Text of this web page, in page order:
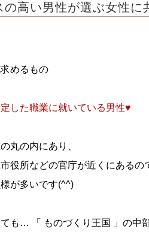
の高い男性が選ぶ女性に
求めるもの
した職業に就いている男性♥
丸の内にあり、
役所などの官庁が近くにあるの
が多いです(^^)
ても… 「 ものづくり王国 」の中